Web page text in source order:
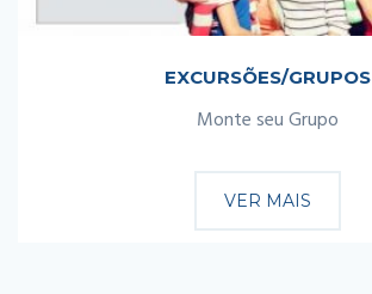
EXCURSÕES/GRUPOS
Monte seu Grupo
VER MAIS